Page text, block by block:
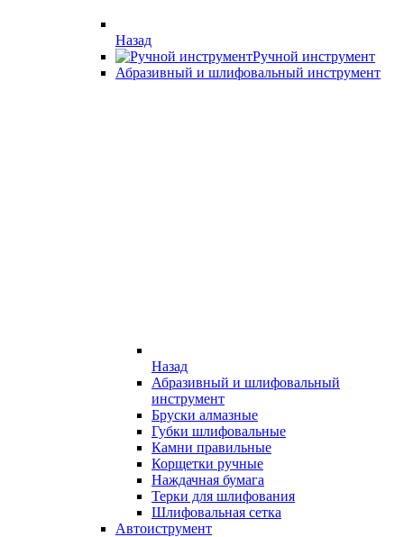
Назад
Ручной инструмент
Абразивный и шлифовальный инструмент
Назад
Абразивный и шлифовальный
инструмент
Бруски алмазные
Губки шлифовальные
Камни правильные
Корщетки ручные
Наждачная бумага
Терки для шлифования
Шлифовальная сетка
Автоиструмент